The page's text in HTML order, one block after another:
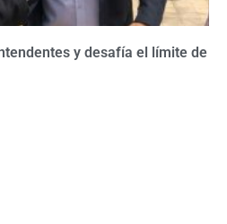
y desafía el límite de